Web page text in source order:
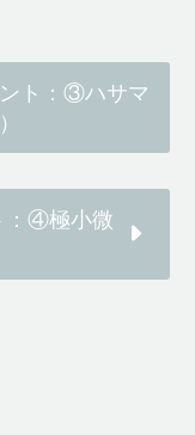
ト：③ハサマ
：④極小微